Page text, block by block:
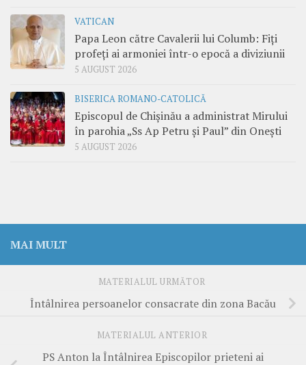
VATICAN
Papa Leon către Cavalerii lui Columb: Fiți
profeți ai armoniei într-o epocă a diviziunii
5 AUGUST 2026
BISERICA ROMANO-CATOLICĂ
Episcopul de Chișinău a administrat Mirului
în parohia „Ss Ap Petru și Paul” din Onești
5 AUGUST 2026
MAI MULT
MATERIALUL URMĂTOR
Întâlnirea persoanelor consacrate din zona Bacău
MATERIALUL ANTERIOR
PS Anton la Întâlnirea Episcopilor prieteni ai